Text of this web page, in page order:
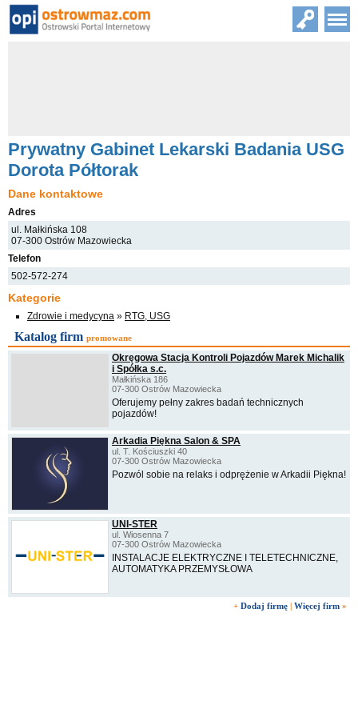
Prywatny Gabinet Lekarski Badania USG
Dorota Półtorak
Dane kontaktowe
Adres
ul. Małkińska 108
07-300 Ostrów Mazowiecka
Telefon
502-572-274
Kategorie
Zdrowie i medycyna » RTG, USG
Katalog firm promowane
Okręgowa Stacja Kontroli Pojazdów Marek Michalik
i Spółka s.c.
Małkińska 186
07-300 Ostrów Mazowiecka
Oferujemy pełny zakres badań technicznych
pojazdów!
Arkadia Piękna Salon & SPA
ul. T. Kościuszki 40
07-300 Ostrów Mazowiecka
Pozwól sobie na relaks i odprężenie w Arkadii Piękna!
UNI-STER
ul. Wiosenna 7
07-300 Ostrów Mazowiecka
INSTALACJE ELEKTRYCZNE I TELETECHNICZNE,
AUTOMATYKA PRZEMYSŁOWA
+ Dodaj firmę | Więcej firm »